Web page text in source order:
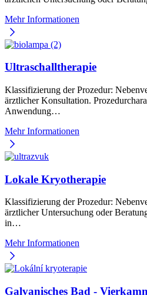
Mehr Informationen
Ultraschalltherapie
Klassifizierung der Prozedur:
ärztlicher Konsultation.
Anwendung…
Mehr Informationen
Lokale Kryotherapie
Klassifizierung der Prozedur:
ärztlicher Untersuchung oder
in…
Mehr Informationen
Galvanisches Bad -